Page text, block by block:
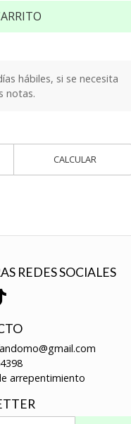
hábiles, si se necesita
notas.
CALCULAR
REDES SOCIALES
arrepentimiento